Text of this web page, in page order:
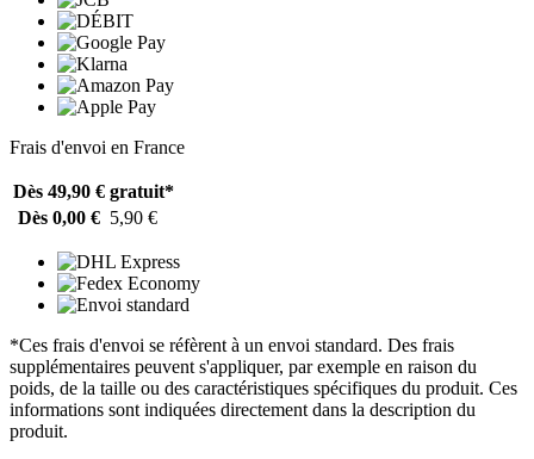
Frais d'envoi en France
Dès 49,90 € gratuit*
Dès 0,00 € 5,90 €
*Ces frais d'envoi se réfèrent à un envoi standard. Des frais
supplémentaires peuvent s'appliquer, par exemple en raison du
poids, de la taille ou des caractéristiques spécifiques du produit. Ces
informations sont indiquées directement dans la description du
produit.